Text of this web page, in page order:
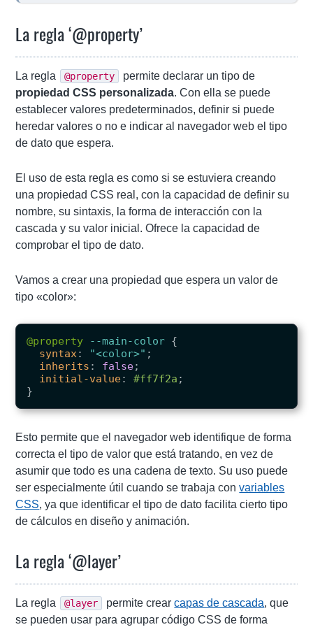
La regla ‘@property’
La regla @property
permite declarar un tipo de
propiedad CSS personalizada. Con ella se puede
establecer valores predeterminados, definir si puede
heredar valores o no e indicar al navegador web el tipo
de dato que espera.
El uso de esta regla es como si se estuviera creando
una propiedad CSS real, con la capacidad de definir su
nombre, su sintaxis, la forma de interacción con la
cascada y su valor inicial. Ofrece la capacidad de
comprobar el tipo de dato.
Vamos a crear una propiedad que espera un valor de
tipo «color»:
@property --main-color {
syntax : "<color>" ;
inherits : false;
initial-value: #ff7f2a ;
}
Esto permite que el navegador web identifique de forma
correcta el tipo de valor que está tratando, en vez de
asumir que todo es una cadena de texto. Su uso puede
ser especialmente útil cuando se trabaja convariables
CSS, ya que identificar el tipo de dato facilita cierto tipo
de cálculos en diseño y animación.
La regla ‘@layer’
La regla @layer permite crearcapas de cascada, que
se pueden usar para agrupar código CSS de forma